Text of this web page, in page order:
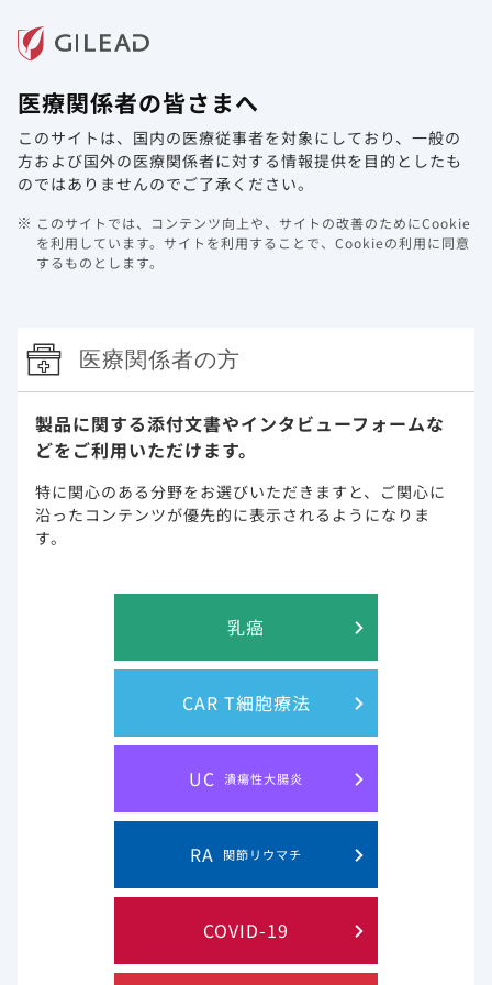
ホーム 製品情報
メディカルニュースを更新しました。
2022年1月13日 その他
肝疾患領域のメディカルニュースを更新しました。
このウェブサイト上に含まれる情報は、医師または薬剤師による指導に
代わるものではございません。
サイトマップ
医療関係者の皆さまへ
このサイトは、国内の医療従事者を対象にしており、 一般の
方および国外の医療関係者に対する情報提供を目的としたも
のではありませんのでご了承ください。
このサイトでは、コンテンツ向上や、サイトの改善のためにCookie
を利用しています。 サイトを利用することで、Cookieの利用に同意
するものとします。
医療関係者の方
製品に関する添付文書やインタビューフォームな
どをご利用いただけます。
特に関心のある分野をお選びいただきますと、 ご関心に
沿ったコンテンツが優先的に表示されるようになりま
す。
乳癌
CAR T細胞療法
UC 潰瘍性大腸炎
RA 関節リウマチ
COVID-19